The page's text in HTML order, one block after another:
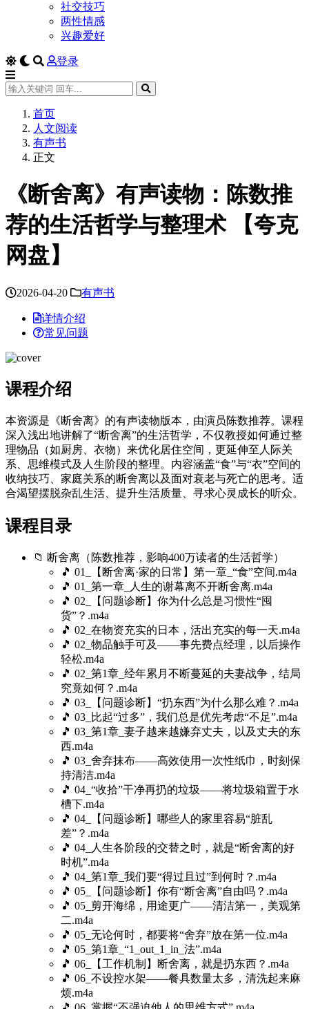
社交技巧
两性情感
兴趣爱好
登录
首页
人文阅读
有声书
正文
《断舍离》有声读物：陈数推
荐的生活哲学与整理术 【夸克
网盘】
2026-04-20 有声书
详情介绍
常见问题
课程介绍
本资源是《断舍离》的有声读物版本，由演员陈数推荐。课程
深入浅出地讲解了“断舍离”的生活哲学，不仅教授如何通过整
理物品（如厨房、衣物）来优化居住空间，更延伸至人际关
系、思维模式及人生阶段的整理。内容涵盖“食”与“衣”空间的
收纳技巧、家庭关系的断舍离以及面对衰老与死亡的思考。适
合渴望摆脱杂乱生活、提升生活质量、寻求心灵成长的听众。
课程目录
📁 断舍离（陈数推荐，影响400万读者的生活哲学）
🎵 01_【断舍离·家的日常】第一章_“食”空间.m4a
🎵 01_第一章_人生的谢幕离不开断舍离.m4a
🎵 02_【问题诊断】你为什么总是习惯性“囤
货”？.m4a
🎵 02_在物资充实的日本，活出充实的每一天.m4a
🎵 02_物品触手可及——事先费点经理，以后操作
轻松.m4a
🎵 02_第1章_经年累月不断蔓延的夫妻战争，结局
究竟如何？.m4a
🎵 03_【问题诊断】“扔东西”为什么那么难？.m4a
🎵 03_比起“过多”，我们总是优先考虑“不足”.m4a
🎵 03_第1章_妻子越来越嫌弃丈夫，以及丈夫的东
西.m4a
🎵 03_舍弃抹布——高效使用一次性纸巾，时刻保
持清洁.m4a
🎵 04_“收拾”干净再扔的垃圾——将垃圾箱置于水
槽下.m4a
🎵 04_【问题诊断】哪些人的家里容易“脏乱
差”？.m4a
🎵 04_人生各阶段的交替之时，就是“断舍离的好
时机”.m4a
🎵 04_第1章_我们要“得过且过”到何时？.m4a
🎵 05_【问题诊断】你有“断舍离”自由吗？.m4a
🎵 05_剪开海绵，用途更广——清洁第一，美观第
二.m4a
🎵 05_无论何时，都要将“舍弃”放在第一位.m4a
🎵 05_第1章_“1_out_1_in_法”.m4a
🎵 06_【工作机制】断舍离，就是扔东西？.m4a
🎵 06_不设控水架——餐具数量太多，清洗起来麻
烦.m4a